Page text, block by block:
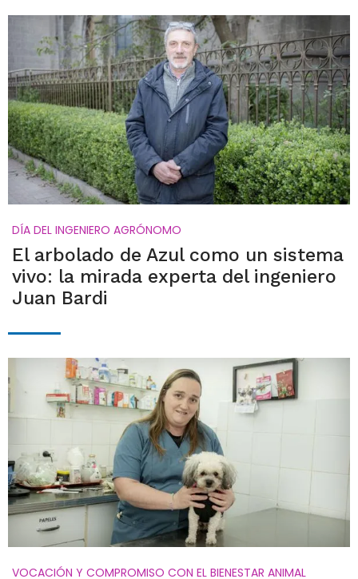
DÍA DEL INGENIERO AGRÓNOMO
El arbolado de Azul como un sistema
vivo: la mirada experta del ingeniero
Juan Bardi
VOCACIÓN Y COMPROMISO CON EL BIENESTAR ANIMAL